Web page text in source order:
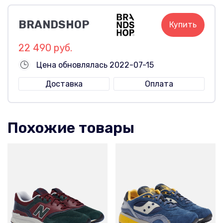
BRANDSHOP Купить
22 490 руб.
Цена обновлялась 2022-07-15
Доставка
Оплата
Похожие товары